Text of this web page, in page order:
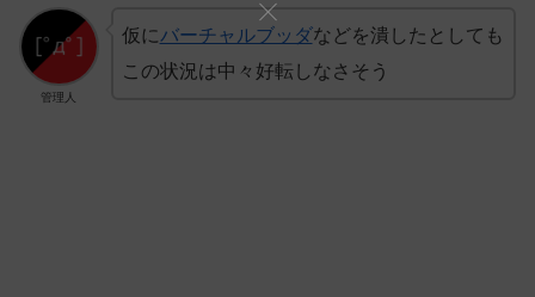
管理人
仮にバーチャルブッダなどを潰したとしても
この状況は中々好転しなさそう